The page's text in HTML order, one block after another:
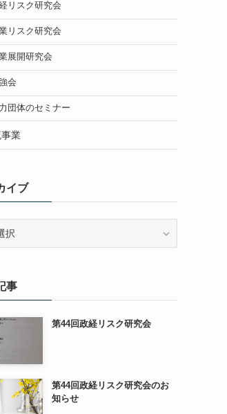
リスク研究会
リスク研究会
展開研究会
会
団体のセミナー
業
イブ
事
第44回政経リスク研究会
第44回政経リスク研究会のお
知らせ